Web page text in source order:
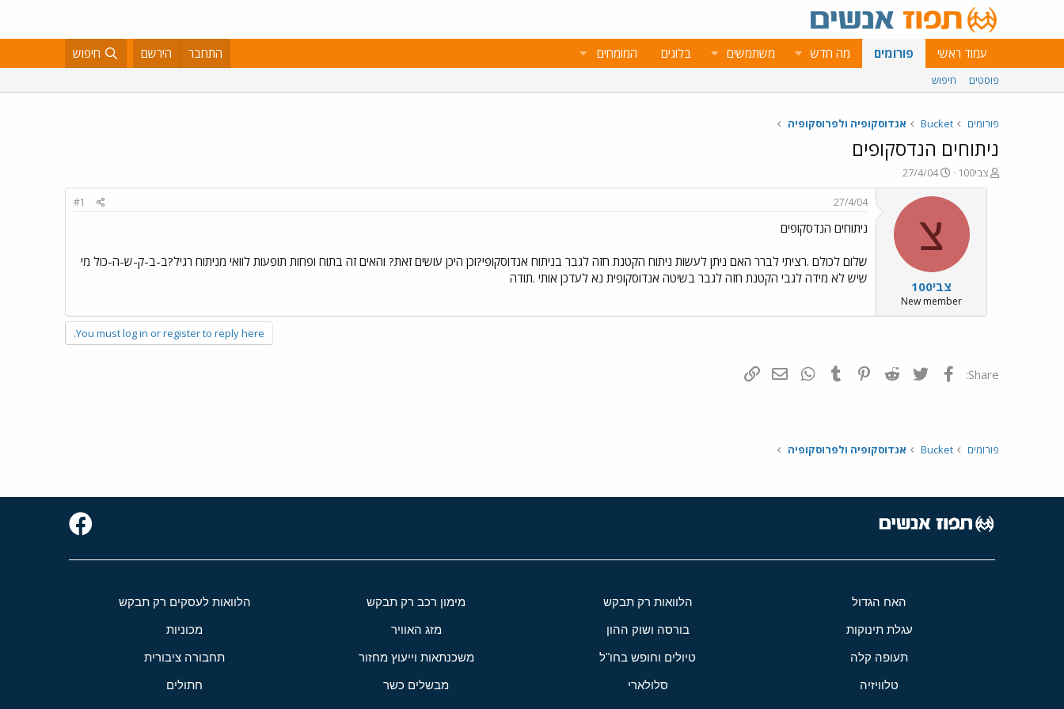
עמוד ראשי פורומים מה חדש משתמשים בלוגים המומחים התחבר הירשם חיפוש
פוסטים חיפוש
פורומים Bucket אנדוסקופיה ולפרוסקופיה
ניתוחים הנדסקופים
פ
ו
צבי100
פ
ו
ר
ם
ב
א
ר
י
ך
27/4/04
צ
צבי100
New member
27/4/04
#1
ניתוחים הנדסקופים
שלום לכולם .רציתי לברר האם ניתן לעשות ניתוח הקטנת חזה לגבר בניתוח אנדוסקופי?וכן היכן עושים זאת? והאים זה בתוח ופחות תופעות לוואי מניתוח רגיל?ב-ב-ק-ש-ה-כול מי
שיש לא מידה לגבי הקטנת חזה לגבר בשיטה אנדוסקופית נא לעדכן אותי .תודה
You must log in or register to reply here.
Share: פייסבוק Twitter
Reddit
Pinterest
Tumblr
WhatsAppדואר אלקטרוני
פורומים Bucket אנדוסקופיה ולפרוסקופיה
האח הגדול הלוואות רק תבקש מימון רכב רק תבקש הלוואות לעסקים רק תבקש
עגלת תינוקות בורסה ושוק ההון מזג האוויר מכוניות
תעופה קלה טיולים וחופש בחו"ל משכנתאות וייעוץ מחזור תחבורה ציבורית
טלוויזיה סלולארי מבשלים כשר חתולים